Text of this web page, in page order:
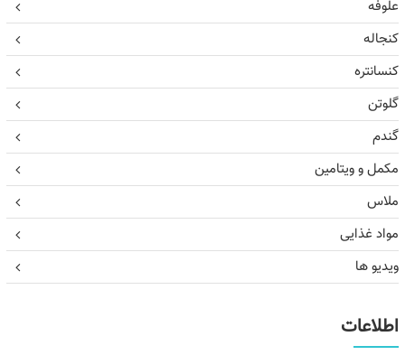
علوفه
کنجاله
کنسانتره
گلوتن
گندم
مکمل و ویتامین
ملاس
مواد غذایی
ویدیو ها
اطلاعات